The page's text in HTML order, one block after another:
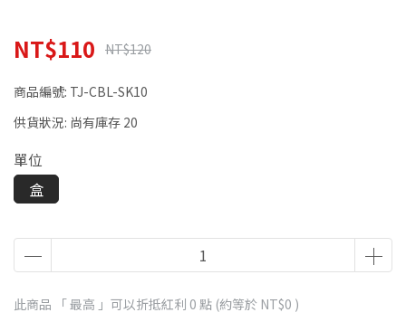
NT$110 NT$120
商品編號: TJ-CBL-SK10
供貨狀況: 尚有庫存 20
單位
盒
此商品 「 最高 」可以折抵紅利 0 點 (約等於 NT$0 )